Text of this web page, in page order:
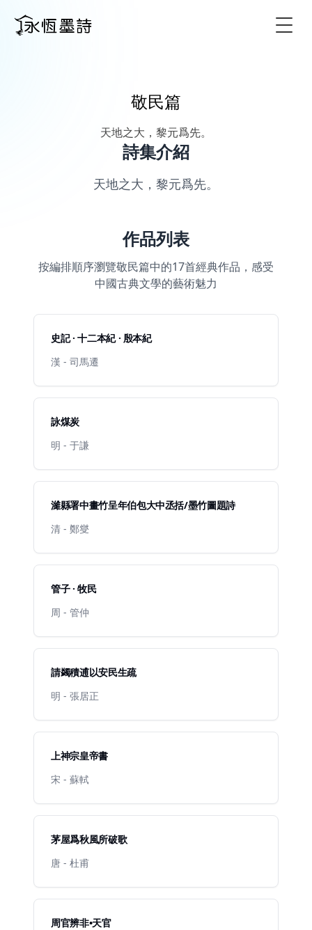
敬民篇
天地之大，黎元爲先。
詩集介紹
天地之大，黎元爲先。
作品列表
按編排順序瀏覽敬民篇中的17首經典作品，感受
中國古典文學的藝術魅力
史記 · 十二本紀 · 殷本紀
漢 - 司馬遷
詠煤炭
明 - 于謙
濰縣署中畫竹呈年伯包大中丞括/墨竹圖題詩
清 - 鄭燮
管子 · 牧民
周 - 管仲
請蠲積逋以安民生疏
明 - 張居正
上神宗皇帝書
宋 - 蘇軾
茅屋爲秋風所破歌
唐 - 杜甫
周官辨非•天官